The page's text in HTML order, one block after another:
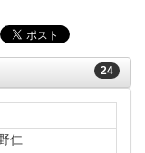
24
仁